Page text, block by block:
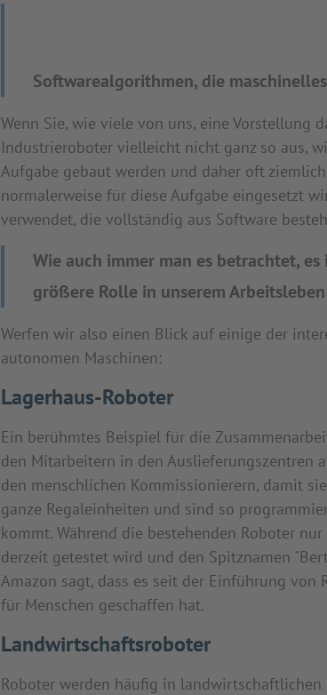
Softwarealgorithmen, die
Wenn Sie, wie viele von uns, eine Vorstellung
Industrieroboter vielleicht nicht ganz so aus,
Aufgabe gebaut werden und daher oft
normalerweise für diese Aufgabe eingesetzt
verwendet, die vollständig aus Software
Wie auch immer man es betrachtet,
größere Rolle in unserem
Werfen wir also einen Blick auf einige der
autonomen Maschinen:
Lagerhaus-Roboter
Ein berühmtes Beispiel für die
den Mitarbeitern in den Auslieferungszentren
den menschlichen Kommissionierern, damit
ganze Regaleinheiten und sind so
kommt. Während die bestehenden Roboter
derzeit getestet wird und den Spitznamen
Amazon sagt, dass es seit der Einführung
für Menschen geschaffen hat.
Landwirtschaftsroboter
Roboter werden häufig in